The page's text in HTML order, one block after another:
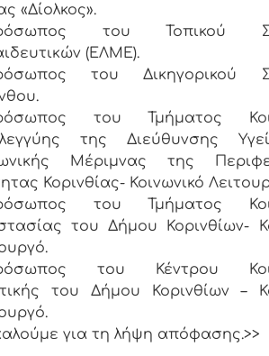
«Δίολκος».
του Τοπικού
(ΕΛΜΕ).
του Δικηγορικού
του Τμήματος
της Διεύθυνσης
Μέριμνας της
Κορινθίας- Κοινωνικό
του Τμήματος
του Δήμου Κορινθίων-
του Κέντρου
του Δήμου Κορινθίων –
για τη λήψη απόφασης.>>